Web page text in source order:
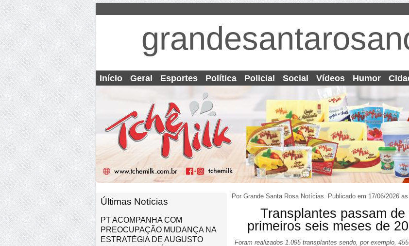
Início Geral Esportes Política Policial Social Vídeos Humor
Últimas Notícias
PT ACOMPANHA COM
PREOCUPAÇÃO MUDANÇA NA
ESTRATÉGIA DE AUGUSTO
Por Grande Santa Rosa Notícias. Publicado em 17/06/2026
Transplantes passam de
primeiros seis meses de
Foram realizados 1.095 transplantes sendo, por exemplo,